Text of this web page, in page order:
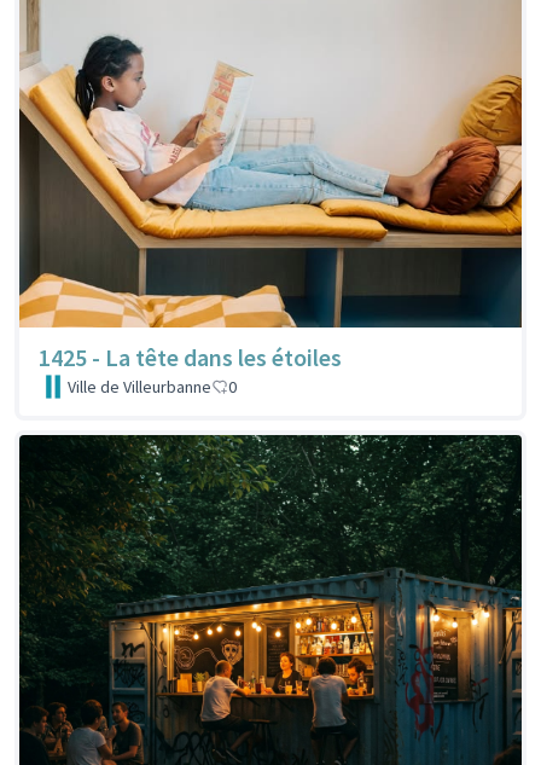
1425 - La tête dans les étoiles
Ville de Villeurbanne 0